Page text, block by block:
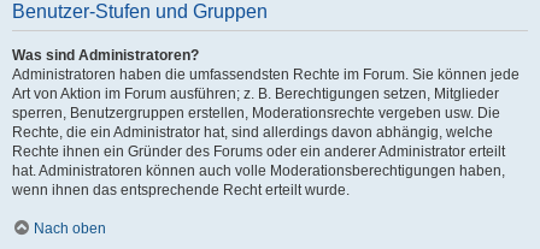
Benutzer-Stufen und Gruppen
Was sind Administratoren?
Administratoren haben die umfassendsten Rechte im Forum. Sie können jede
Art von Aktion im Forum ausführen; z. B. Berechtigungen setzen, Mitglieder
sperren, Benutzergruppen erstellen, Moderationsrechte vergeben usw. Die
Rechte, die ein Administrator hat, sind allerdings davon abhängig, welche
Rechte ihnen ein Gründer des Forums oder ein anderer Administrator erteilt
hat. Administratoren können auch volle Moderationsberechtigungen haben,
wenn ihnen das entsprechende Recht erteilt wurde.
Nach oben